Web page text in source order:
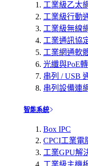
工業級乙太
工業級行動
工業級無線
工業通訊協
工業網通軟
光纖與PoE
串列 / USB
串列設備連
智能系統
Box IPC
CPCI工業電
工業GPU解
工業級主機